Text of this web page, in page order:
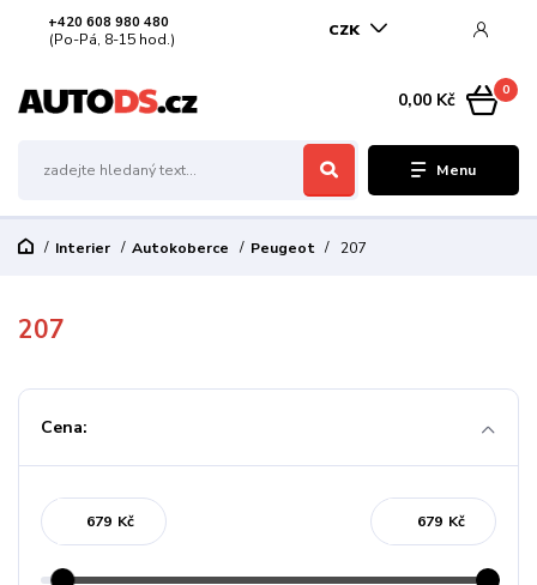
Menu
CZK
+420 608 980 480
(Po-Pá, 8-15 hod.)
0
0,00 Kč
Interier Autokoberce Peugeot 207
207
Cena:
Kč Kč